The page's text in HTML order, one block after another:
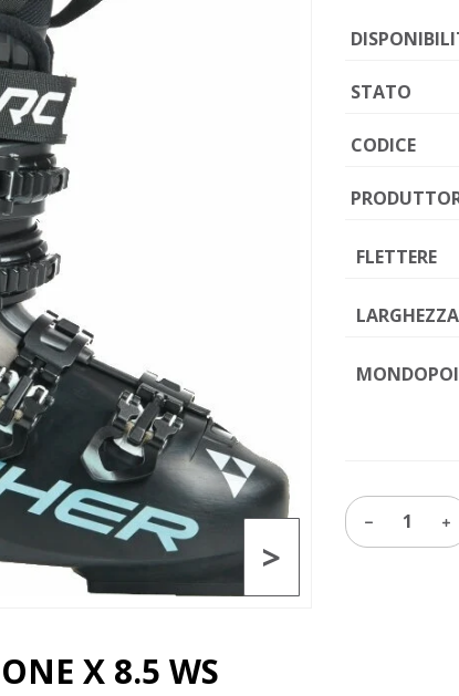
>
STATO
CODICE
FLETTERE
LARGHEZZA
1
X 8.5 WS